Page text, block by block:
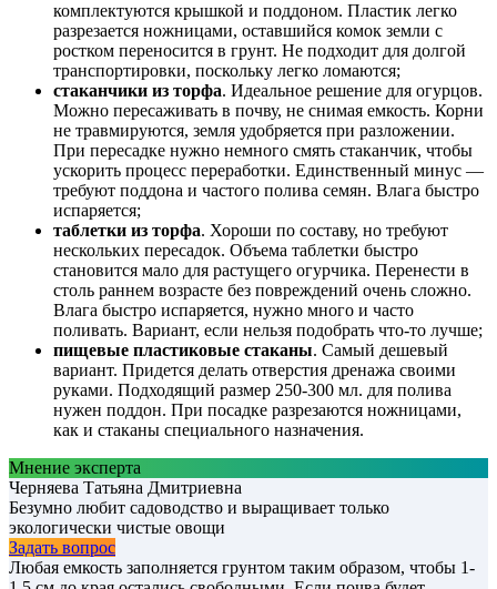
комплектуются крышкой и поддоном. Пластик легко
разрезается ножницами, оставшийся комок земли с
ростком переносится в грунт. Не подходит для долгой
транспортировки, поскольку легко ломаются;
стаканчики из торфа. Идеальное решение для огурцов.
Можно пересаживать в почву, не снимая емкость. Корни
не травмируются, земля удобряется при разложении.
При пересадке нужно немного смять стаканчик, чтобы
ускорить процесс переработки. Единственный минус —
требуют поддона и частого полива семян. Влага быстро
испаряется;
таблетки из торфа. Хороши по составу, но требуют
нескольких пересадок. Объема таблетки быстро
становится мало для растущего огурчика. Перенести в
столь раннем возрасте без повреждений очень сложно.
Влага быстро испаряется, нужно много и часто
поливать. Вариант, если нельзя подобрать что-то лучше;
пищевые пластиковые стаканы. Самый дешевый
вариант. Придется делать отверстия дренажа своими
руками. Подходящий размер 250-300 мл. для полива
нужен поддон. При посадке разрезаются ножницами,
как и стаканы специального назначения.
Мнение эксперта
Черняева Татьяна Дмитриевна
Безумно любит садоводство и выращивает только
экологически чистые овощи
Задать вопрос
Любая емкость заполняется грунтом таким образом, чтобы 1-